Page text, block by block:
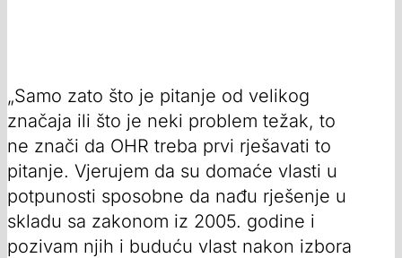
„Samo zato što je pitanje od velikog
značaja ili što je neki problem težak, to
ne znači da OHR treba prvi rješavati to
pitanje. Vjerujem da su domaće vlasti u
potpunosti sposobne da nađu rješenje u
skladu sa zakonom iz 2005. godine i
pozivam njih i buduću vlast nakon izbora